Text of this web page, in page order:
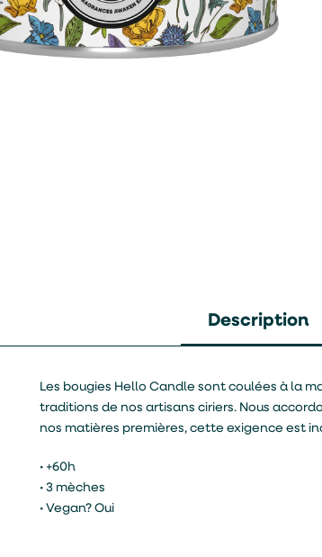
Description
Les bougies Hello Candle sont coulées à la
traditions de nos artisans ciriers. Nous
nos matières premières, cette exigence est
• +60h
• 3 mèches
• Vegan? Oui